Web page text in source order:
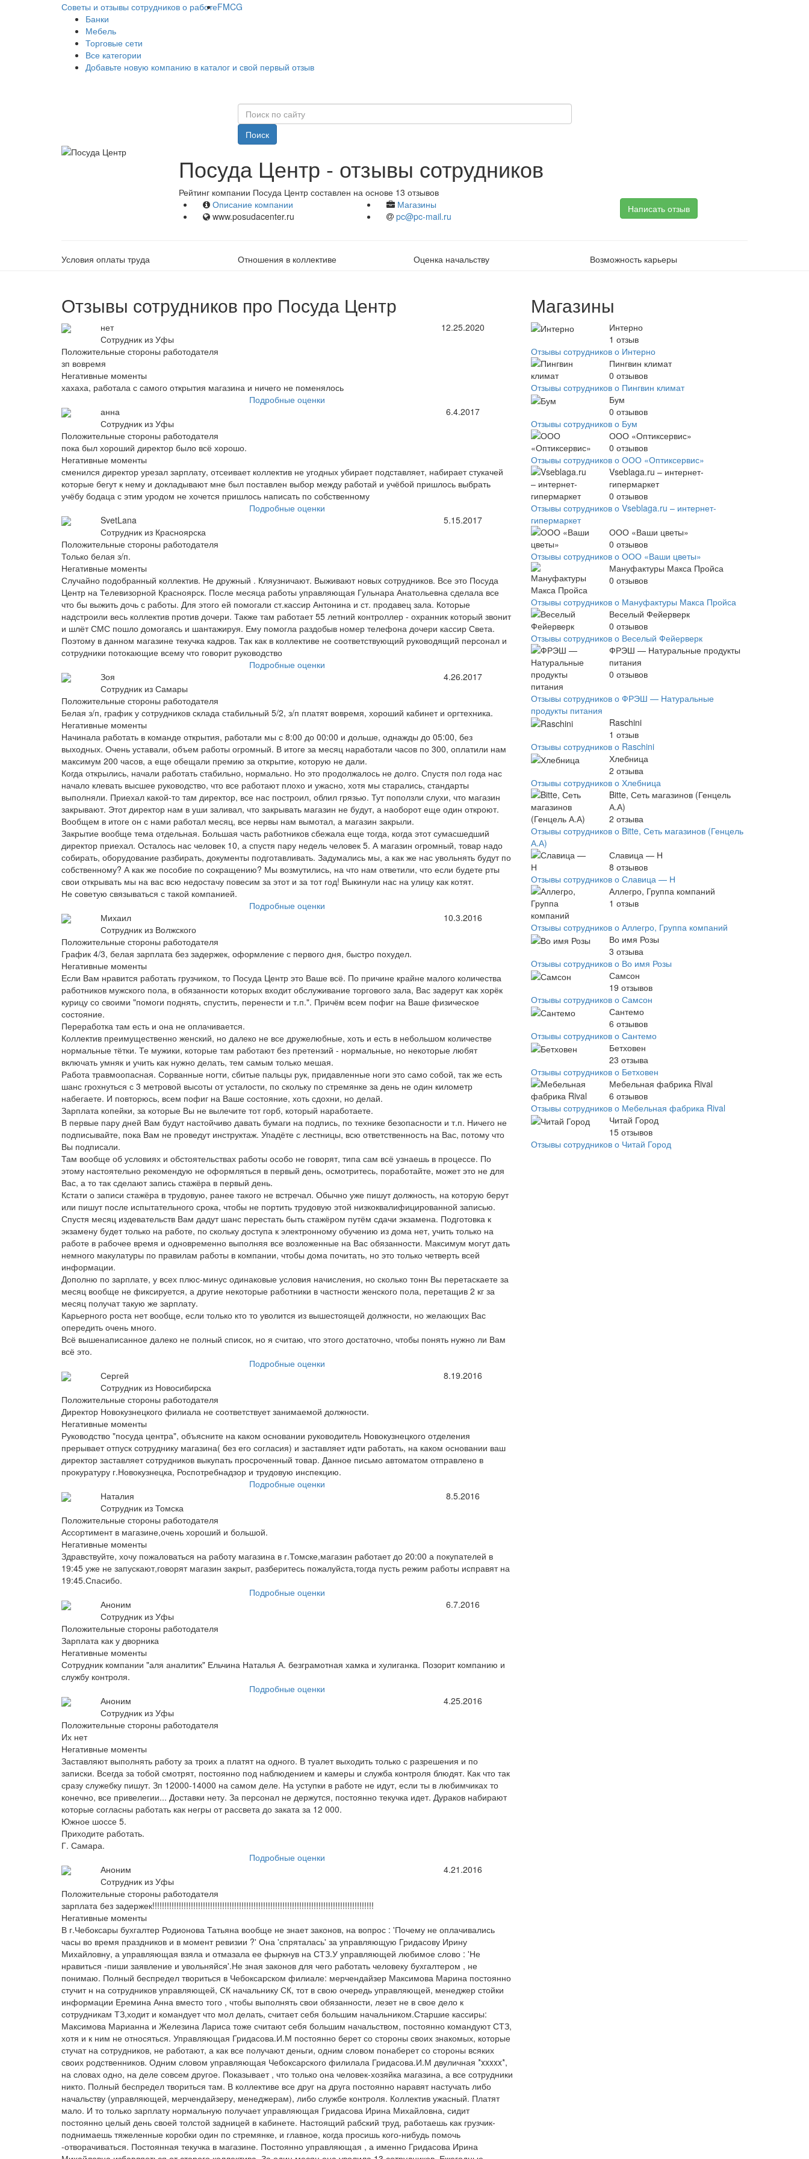
Советы и отзывы сотрудников о работеFMCG
Банки
Мебель
Торговые сети
Все категории
Добавьте новую компанию в каталог и свой первый отзыв
Поиск
Посуда Центр - отзывы сотрудников
Рейтинг компании Посуда Центр составлен на основе 13 отзывов
Описание компании
Магазины
www.posudacenter.ru
pc@pc-mail.ru
Написать отзыв
Условия оплаты труда Отношения в коллективе Оценка начальству Возможность карьеры
Отзывы сотрудников про Посуда Центр
нет
Сотрудник из Уфы
12.25.2020
Положительные стороны работодателя
зп вовремя
Негативные моменты
хахаха, работала с самого открытия магазина и ничего не поменялось
Подробные оценки
анна
Сотрудник из Уфы
6.4.2017
Положительные стороны работодателя
пока был хороший директор было всё хорошо.
Негативные моменты
сменился директор урезал зарплату, отсеивает коллектив не угодных убирает подставляет, набирает стукачей
которые бегут к нему и докладывают мне был поставлен выбор между работай и учёбой пришлось выбрать
учёбу бодаца с этим уродом не хочется пришлось написать по собственному
Подробные оценки
SvetLana
Сотрудник из Красноярска
5.15.2017
Положительные стороны работодателя
Только белая з/п.
Негативные моменты
Случайно подобранный коллектив. Не дружный . Кляузничают. Выживают новых сотрудников. Все это Посуда
Центр на Телевизорной Красноярск. После месяца работы управляющая Гульнара Анатольевна сделала все
что бы выжить дочь с работы. Для этого ей помогали ст.кассир Антонина и ст. продавец зала. Которые
надстроили весь коллектив против дочери. Также там работает 55 летний контроллер - охранник который звонит
и шлёт СМС пошло домогаясь и шантажируя. Ему помогла раздобыв номер телефона дочери кассир Света.
Поэтому в данном магазине текучка кадров. Так как в коллективе не соответствующий руководящий персонал и
сотрудники потокающие всему что говорит руководство
Подробные оценки
Зоя
Сотрудник из Самары
4.26.2017
Положительные стороны работодателя
Белая з/п, график у сотрудников склада стабильный 5/2, з/п платят вовремя, хороший кабинет и оргтехника.
Негативные моменты
Начинала работать в команде открытия, работали мы с 8:00 до 00:00 и дольше, однажды до 05:00, без
выходных. Очень уставали, объем работы огромный. В итоге за месяц наработали часов по 300, оплатили нам
максимум 200 часов, а еще обещали премию за открытие, которую не дали.
Когда открылись, начали работать стабильно, нормально. Но это продолжалось не долго. Спустя пол года нас
начало клевать высшее руководство, что все работают плохо и ужасно, хотя мы старались, стандарты
выполняли. Приехал какой-то там директор, все нас построил, облил грязью. Тут поползли слухи, что магазин
закрывают. Этот директор нам в уши заливал, что закрывать магазин не будут, а наоборот еще один откроют.
Вообщем в итоге он с нами работал месяц, все нервы нам вымотал, а магазин закрыли.
Закрытие вообще тема отдельная. Большая часть работников сбежала еще тогда, когда этот сумасшедший
директор приехал. Осталось нас человек 10, а спустя пару недель человек 5. А магазин огромный, товар надо
собирать, оборудование разбирать, документы подготавливать. Задумались мы, а как же нас увольнять будут по
собственному? А как же пособие по сокращению? Мы возмутились, на что нам ответили, что если будете рты
свои открывать мы на вас всю недостачу повесим за этот и за тот год! Выкинули нас на улицу как котят.
Не советую связываться с такой компанией.
Подробные оценки
Михаил
Сотрудник из Волжского
10.3.2016
Положительные стороны работодателя
График 4/3, белая зарплата без задержек, оформление с первого дня, быстро похудел.
Негативные моменты
Если Вам нравится работать грузчиком, то Посуда Центр это Ваше всё. По причине крайне малого количества
работников мужского пола, в обязанности которых входит обслуживание торгового зала, Вас задерут как хорёк
курицу со своими "помоги поднять, спустить, перенести и т.п.". Причём всем пофиг на Ваше физическое
состояние.
Переработка там есть и она не оплачивается.
Коллектив преимущественно женский, но далеко не все дружелюбные, хоть и есть в небольшом количестве
нормальные тётки. Те мужики, которые там работают без претензий - нормальные, но некоторые любят
включать умняк и учить как нужно делать, тем самым только мешая.
Работа травмоопасная. Сорванные ногти, сбитые пальцы рук, придавленные ноги это само собой, так же есть
шанс грохнуться с 3 метровой высоты от усталости, по скольку по стремянке за день не один километр
набегаете. И повторюсь, всем пофиг на Ваше состояние, хоть сдохни, но делай.
Зарплата копейки, за которые Вы не вылечите тот горб, который наработаете.
В первые пару дней Вам будут настойчиво давать бумаги на подпись, по технике безопасности и т.п. Ничего не
подписывайте, пока Вам не проведут инструктаж. Упадёте с лестницы, всю ответственность на Вас, потому что
Вы подписали.
Там вообще об условиях и обстоятельствах работы особо не говорят, типа сам всё узнаешь в процессе. По
этому настоятельно рекомендую не оформляться в первый день, осмотритесь, поработайте, может это не для
Вас, а то так сделают запись стажёра в первый день.
Кстати о записи стажёра в трудовую, ранее такого не встречал. Обычно уже пишут должность, на которую берут
или пишут после испытательного срока, чтобы не портить трудовую этой низкоквалифицированной записью.
Спустя месяц издевательств Вам дадут шанс перестать быть стажёром путём сдачи экзамена. Подготовка к
экзамену будет только на работе, по скольку доступа к электронному обучению из дома нет, учить только на
работе в рабочее время и одновременно выполняя все возложенные на Вас обязанности. Максимум могут дать
немного макулатуры по правилам работы в компании, чтобы дома почитать, но это только четверть всей
информации.
Дополню по зарплате, у всех плюс-минус одинаковые условия начисления, но сколько тонн Вы перетаскаете за
месяц вообще не фиксируется, а другие некоторые работники в частности женского пола, перетащив 2 кг за
месяц получат такую же зарплату.
Карьерного роста нет вообще, если только кто то уволится из вышестоящей должности, но желающих Вас
опередить очень много.
Всё вышенаписанное далеко не полный список, но я считаю, что этого достаточно, чтобы понять нужно ли Вам
всё это.
Подробные оценки
Сергей
Сотрудник из Новосибирска
8.19.2016
Положительные стороны работодателя
Директор Новокузнецкого филиала не соответствует занимаемой должности.
Негативные моменты
Руководство "посуда центра", объясните на каком основании руководитель Новокузнецкого отделения
прерывает отпуск сотруднику магазина( без его согласия) и заставляет идти работать, на каком основании ваш
директор заставляет сотрудников выкупать просроченный товар. Данное письмо автоматом отправлено в
прокуратуру г.Новокузнецка, Роспотребнадзор и трудовую инспекцию.
Подробные оценки
Наталия
Сотрудник из Томска
8.5.2016
Положительные стороны работодателя
Ассортимент в магазине,очень хороший и большой.
Негативные моменты
Здравствуйте, хочу пожаловаться на работу магазина в г.Томске,магазин работает до 20:00 а покупателей в
19:45 уже не запускают,говорят магазин закрыт, разберитесь пожалуйста,тогда пусть режим работы исправят на
19:45.Спасибо.
Подробные оценки
Аноним
Сотрудник из Уфы
6.7.2016
Положительные стороны работодателя
Зарплата как у дворника
Негативные моменты
Сотрудник компании "аля аналитик" Ельчина Наталья А. безграмотная хамка и хулиганка. Позорит компанию и
службу контроля.
Подробные оценки
Аноним
Сотрудник из Уфы
4.25.2016
Положительные стороны работодателя
Их нет
Негативные моменты
Заставляют выполнять работу за троих а платят на одного. В туалет выходить только с разрешения и по
записки. Всегда за тобой смотрят, постоянно под наблюдением и камеры и служба контроля блюдят. Как что так
сразу служебку пишут. Зп 12000-14000 на самом деле. На уступки в работе не идут, если ты в любимчиках то
конечно, все привелегии... Доставки нету. За персонал не держутся, постоянно текучка идет. Дураков набирают
которые согласны работать как негры от рассвета до заката за 12 000.
Южное шоссе 5.
Приходите работать.
Г. Самара.
Подробные оценки
Аноним
Сотрудник из Уфы
4.21.2016
Положительные стороны работодателя
зарплата без задержек!!!!!!!!!!!!!!!!!!!!!!!!!!!!!!!!!!!!!!!!!!!!!!!!!!!!!!!!!!!!!!!!!!!!!!!!!!!!!!!!!!!!!!!!!!!!
Негативные моменты
В г.Чебоксары бухгалтер Родионова Татьяна вообще не знает законов, на вопрос : 'Почему не оплачивались
часы во время праздников и в момент ревизии ?' Она 'спряталась' за управляющую Гридасову Ирину
Михайловну, а управляющая взяла и отмазала ее фыркнув на СТЗ.У управляющей любимое слово : 'Не
нравиться -пиши заявление и увольняйся'.Не зная законов для чего работать человеку бухгалтером , не
понимаю. Полный беспредел твориться в Чебоксарском филиале: мерчендайзер Максимова Марина постоянно
стучит н на сотрудников управляющей, СК начальнику СК, тот в свою очередь управляющей, менеджер стойки
информации Еремина Анна вместо того , чтобы выполнять свои обязанности, лезет не в свое дело к
сотрудникам ТЗ,ходит и командует что мол делать, считает себя большим начальником.Старшие кассиры:
Максимова Марианна и Железина Лариса тоже считают себя большим начальством, постоянно командуют СТЗ,
хотя и к ним не относяться. Управляющая Гридасова.И.М постоянно берет со стороны своих знакомых, которые
стучат на сотрудников, не работают, а как все получают деньги, одним словом понаберет со стороны всяких
своих родственников. Одним словом управляющая Чебоксарского филилала Гридасова.И.М двуличная *xxxxx*,
на словах одно, на деле совсем другое. Показывает , что только она человек-хозяйка магазина, а все сотрудники
никто. Полный беспредел твориться там. В коллективе все друг на друга постоянно наравят настучать либо
начальству (управляющей, мерчендайзеру, менеджерам), либо службе контроля. Коллектив ужасный. Платят
мало. И то только зарплату нормальную получает управляющая Гридасова Ирина Михайловна, сидит
постоянно целый день своей толстой задницей в кабинете. Настоящий рабский труд, работаешь как грузчик-
поднимаешь тяжеленные коробки один по стремянке, и главное, когда просишь кого-нибудь помочь
-отворачиваться. Постоянная текучка в магазине. Постоянно управляющая , а именно Гридасова Ирина
Магазины
Интерно
1 отзыв
Отзывы сотрудников о Интерно
Пингвин климат
0 отзывов
Отзывы сотрудников о Пингвин климат
Бум
0 отзывов
Отзывы сотрудников о Бум
ООО «Оптиксервис»
0 отзывов
Отзывы сотрудников о ООО «Оптиксервис»
Vseblaga.ru – интернет-
гипермаркет
0 отзывов
Отзывы сотрудников о Vseblaga.ru – интернет-
гипермаркет
ООО «Ваши цветы»
0 отзывов
Отзывы сотрудников о ООО «Ваши цветы»
Мануфактуры Макса Пройса
0 отзывов
Отзывы сотрудников о Мануфактуры Макса Пройса
Веселый Фейерверк
0 отзывов
Отзывы сотрудников о Веселый Фейерверк
ФРЭШ — Натуральные продукты
питания
0 отзывов
Отзывы сотрудников о ФРЭШ — Натуральные
продукты питания
Raschini
1 отзыв
Отзывы сотрудников о Raschini
Хлебница
2 отзыва
Отзывы сотрудников о Хлебница
Bitte, Сеть магазинов (Генцель
А.А)
2 отзыва
Отзывы сотрудников о Bitte, Сеть магазинов (Генцель
А.А)
Славица — Н
8 отзывов
Отзывы сотрудников о Славица — Н
Аллегро, Группа компаний
1 отзыв
Отзывы сотрудников о Аллегро, Группа компаний
Во имя Розы
3 отзыва
Отзывы сотрудников о Во имя Розы
Самсон
19 отзывов
Отзывы сотрудников о Самсон
Сантемо
6 отзывов
Отзывы сотрудников о Сантемо
Бетховен
23 отзыва
Отзывы сотрудников о Бетховен
Мебельная фабрика Rival
6 отзывов
Отзывы сотрудников о Мебельная фабрика Rival
Читай Город
15 отзывов
Отзывы сотрудников о Читай Город